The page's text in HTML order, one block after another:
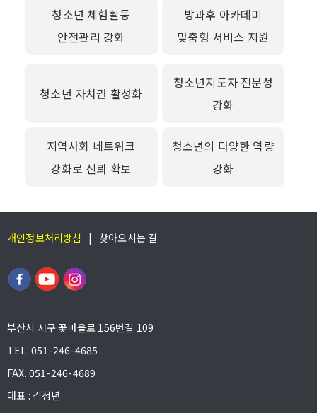
청소년 체험활동
안전관리 강화
방과후 아카데미
맞춤형 서비스 지원
청소년 자치권 활성화
청소년지도자 전문성
강화
지역사회 네트워크
강화로 신뢰 확보
청소년의 다양한 역량
강화
개인정보처리방침 | 찾아오시는 길
부산시 서구 꽃마을로 156번길 109
TEL. 051-246-4685
FAX. 051-246-4689
대표 : 김정년